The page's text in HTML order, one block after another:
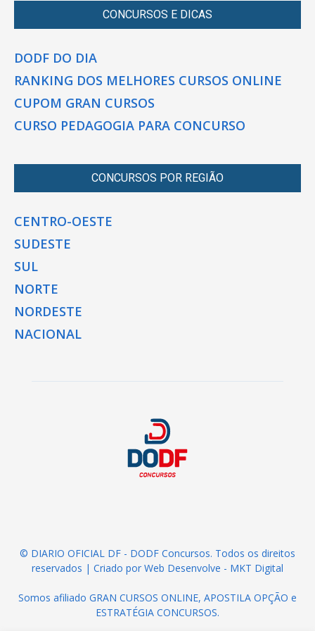
CONCURSOS E DICAS
DODF DO DIA
RANKING DOS MELHORES CURSOS ONLINE
CUPOM GRAN CURSOS
CURSO PEDAGOGIA PARA CONCURSO
CONCURSOS POR REGIÃO
CENTRO-OESTE
SUDESTE
SUL
NORTE
NORDESTE
NACIONAL
© DIARIO OFICIAL DF - DODF Concursos. Todos os direitos
reservados | Criado por Web Desenvolve - MKT Digital
Somos afiliado GRAN CURSOS ONLINE, APOSTILA OPÇÃO e
ESTRATÉGIA CONCURSOS.